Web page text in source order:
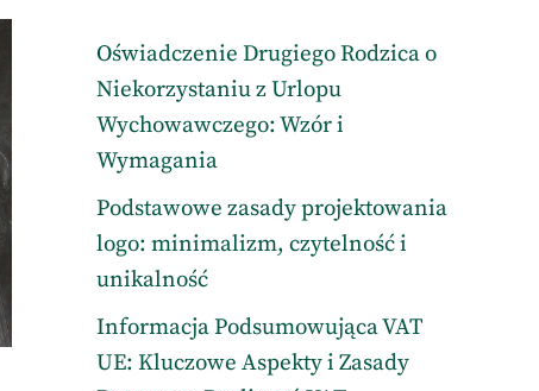
Oświadczenie Drugiego Rodzica o
Niekorzystaniu z Urlopu
Wychowawczego: Wzór i
Wymagania
Podstawowe zasady projektowania
logo: minimalizm, czytelność i
unikalność
Informacja Podsumowująca VAT
UE: Kluczowe Aspekty i Zasady